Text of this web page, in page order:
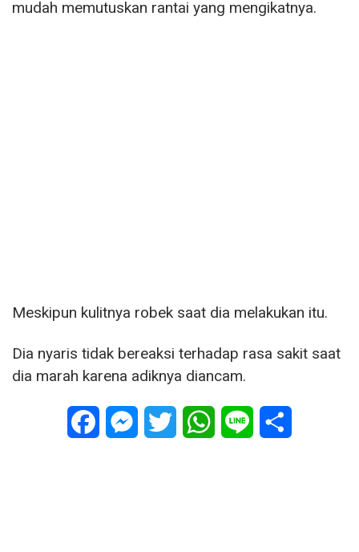
mudah memutuskan rantai yang mengikatnya.
Meskipun kulitnya robek saat dia melakukan itu.
Dia nyaris tidak bereaksi terhadap rasa sakit saat
dia marah karena adiknya diancam.
FacebookMessenger
Twitter WhatsApp
Line